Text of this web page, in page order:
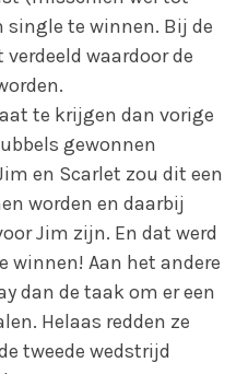
te winnen. Bij de
waardoor de
te krijgen dan vorige
gewonnen
en Scarlet zou dit een
worden en daarbij
Jim zijn. En dat werd
winnen! Aan het andere
dan de taak om er een
Helaas redden ze
tweede wedstrijd